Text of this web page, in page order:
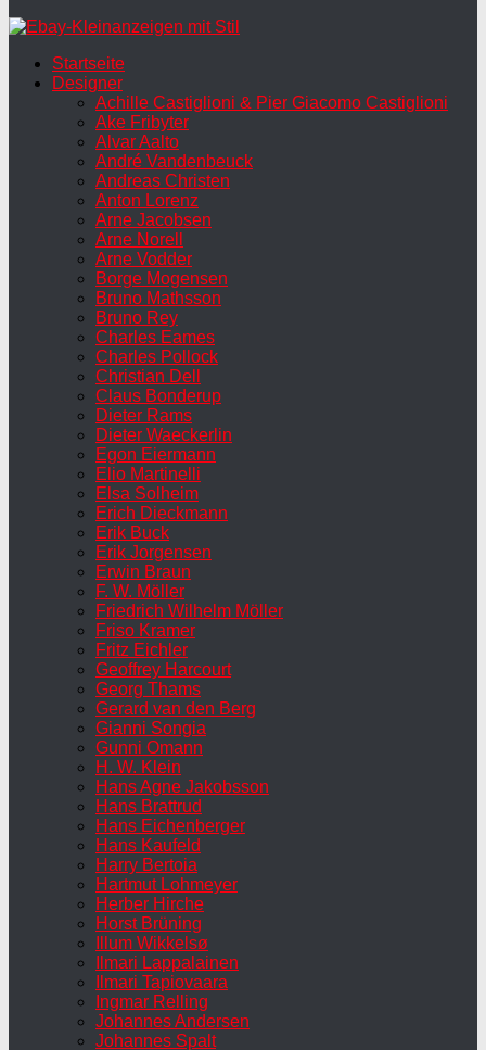
Startseite
Designer
Achille Castiglioni & Pier Giacomo Castiglioni
Ake Fribyter
Alvar Aalto
André Vandenbeuck
Andreas Christen
Anton Lorenz
Arne Jacobsen
Arne Norell
Arne Vodder
Borge Mogensen
Bruno Mathsson
Bruno Rey
Charles Eames
Charles Pollock
Christian Dell
Claus Bonderup
Dieter Rams
Dieter Waeckerlin
Egon Eiermann
Elio Martinelli
Elsa Solheim
Erich Dieckmann
Erik Buck
Erik Jorgensen
Erwin Braun
F. W. Möller
Friedrich Wilhelm Möller
Friso Kramer
Fritz Eichler
Geoffrey Harcourt
Georg Thams
Gerard van den Berg
Gianni Songia
Gunni Omann
H. W. Klein
Hans Agne Jakobsson
Hans Brattrud
Hans Eichenberger
Hans Kaufeld
Harry Bertoia
Hartmut Lohmeyer
Herber Hirche
Horst Brüning
Illum Wikkelsø
Ilmari Lappalainen
Ilmari Tapiovaara
Ingmar Relling
Johannes Andersen
Johannes Spalt